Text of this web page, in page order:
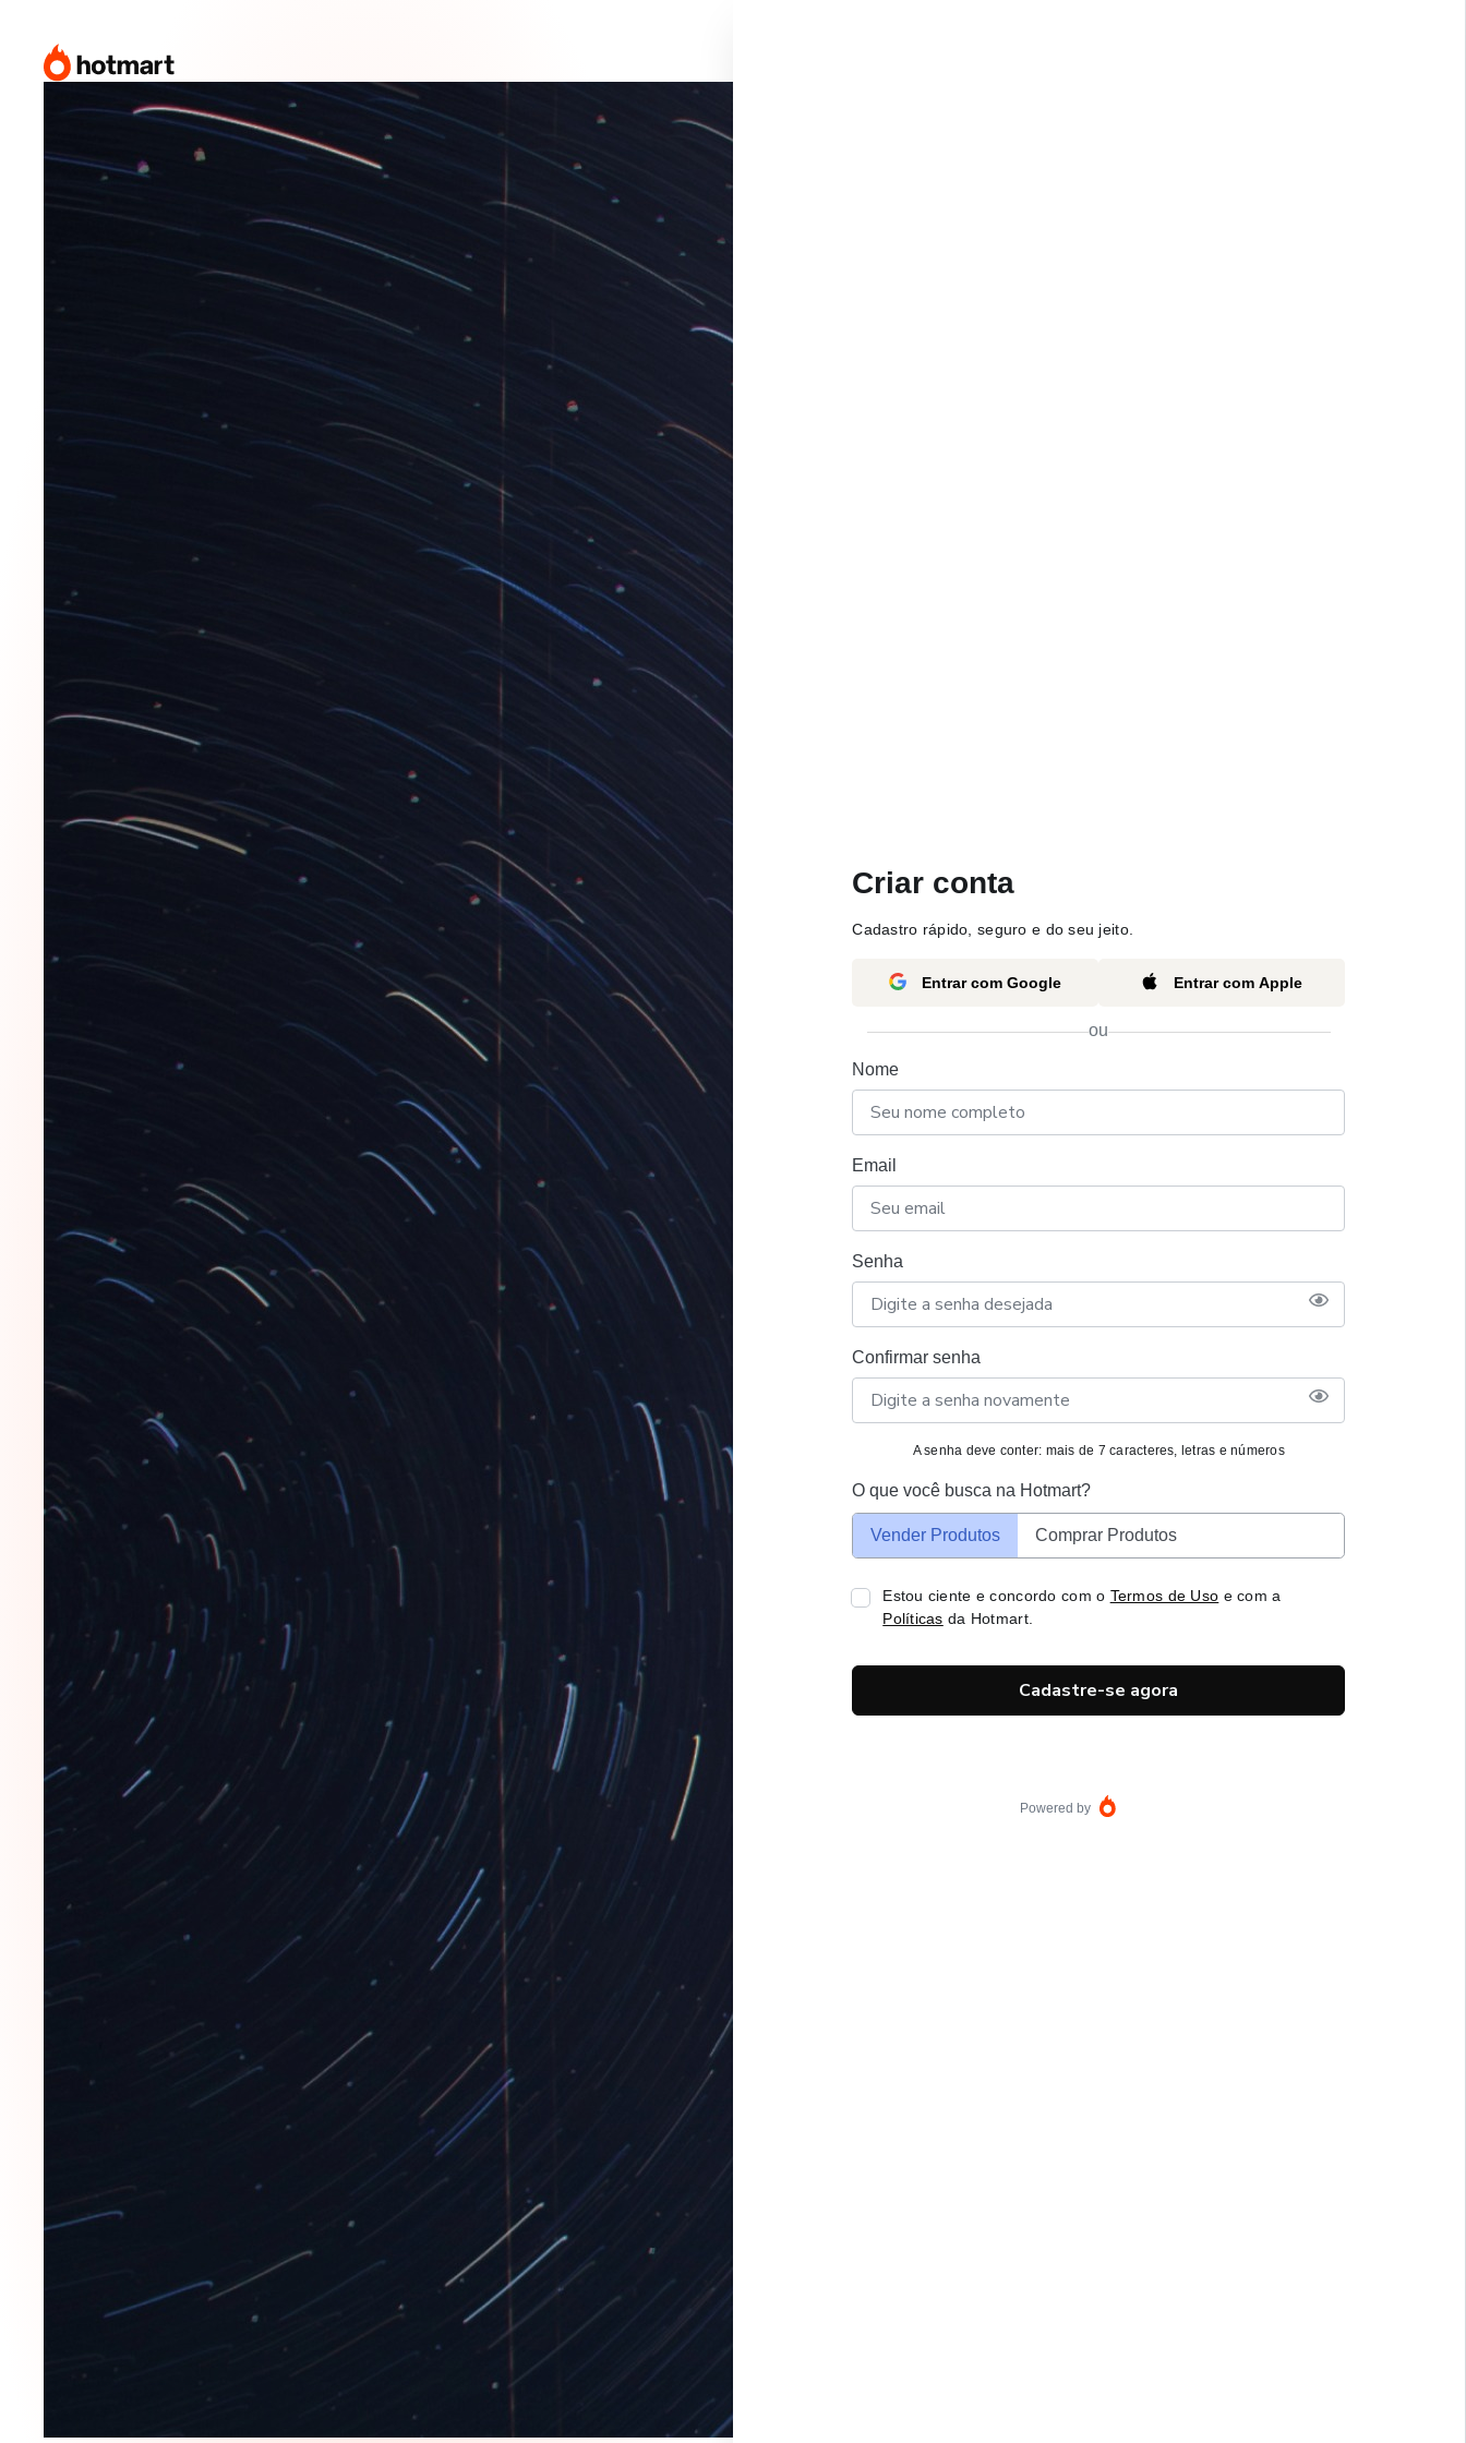
Criar conta
Cadastro rápido, seguro e do seu jeito.
Entrar com Google Entrar com Apple
ou
Nome
Email
Senha
Confirmar senha
A senha deve conter: mais de 7 caracteres, letras e números
O que você busca na Hotmart?
Vender Produtos Comprar Produtos
Estou ciente e concordo com o Termos de Uso e com a
Políticas da Hotmart.
Cadastre-se agora
Powered by